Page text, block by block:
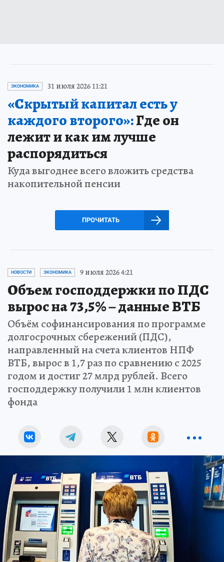
ЭКОНОМИКА 31 июля 2026 11:21
«Скрытый капитал есть у
каждого второго»:Где он
лежит и как им лучше
распорядиться
Куда выгоднее всего вложить средства
накопительной пенсии
ПРОЧИТАТЬ
НОВОСТИ ЭКОНОМИКА 9 июля 2026 4:21
Объем господдержки по ПДС
вырос на 73,5% – данные ВТБ
Объём софинансирования по программе
долгосрочных сбережений (ПДС),
направленный на счета клиентов НПФ
ВТБ, вырос в 1,7 раз по сравнению с 2025
годом и достиг 27 млрд рублей. Всего
господдержку получили 1 млн клиентов
фонда